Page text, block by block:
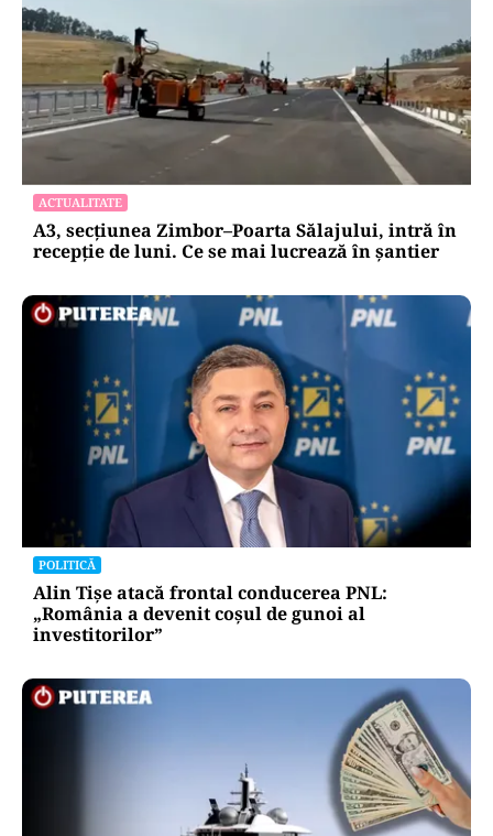
Oficiuldestiri.ro
Atacurile cibernetice expun
vulnerabilitățile statului român: ANP
repetă scenariul e‑Terra. Ce ascund
comunicările oficiale și cine răspunde
pentru mentenanța IT a instituțiilor
publice
Alte Articole Importante
ACTUALITATE
A3, secțiunea Zimbor–Poarta Sălajului, intră în
recepție de luni. Ce se mai lucrează în șantier